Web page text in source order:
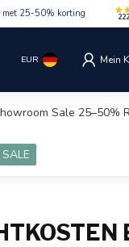
met 25-50% korting
EUR Mein
Sale 25–50%
SALE